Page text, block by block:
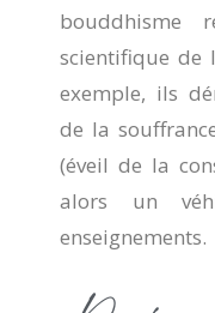
bouddhisme
scientifique de
exemple, ils
de la
(éveil de la
alors un
enseignements.